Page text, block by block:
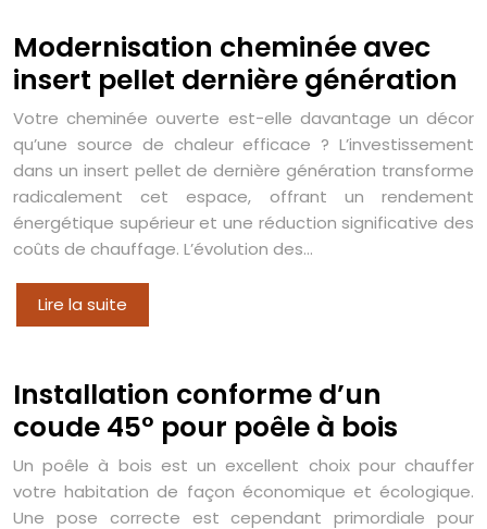
Modernisation cheminée avec
insert pellet dernière génération
Votre cheminée ouverte est-elle davantage un décor
qu’une source de chaleur efficace ? L’investissement
dans un insert pellet de dernière génération transforme
radicalement cet espace, offrant un rendement
énergétique supérieur et une réduction significative des
coûts de chauffage. L’évolution des…
Lire la suite
Installation conforme d’un
coude 45° pour poêle à bois
Un poêle à bois est un excellent choix pour chauffer
votre habitation de façon économique et écologique.
Une pose correcte est cependant primordiale pour